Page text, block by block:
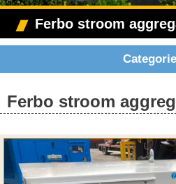
Ferbo stroom
Ferbo stroom